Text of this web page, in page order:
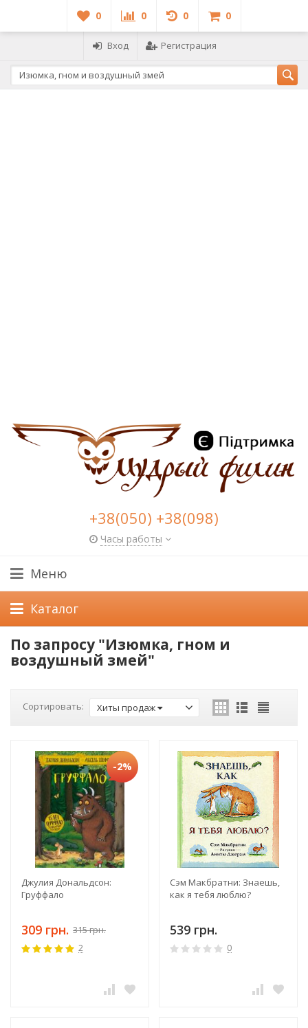
0 0 0 0
Вход Регистрация
+38(050) +38(098)
Часы работы
Меню
Каталог
По запросу "Изюмка, гном и
воздушный змей"
Сортировать: Хиты продаж
-2%
Джулия Дональдсон:
Груффало
309 грн. 315 грн.
2
Сэм Макбратни: Знаешь,
как я тебя люблю?
539 грн.
0